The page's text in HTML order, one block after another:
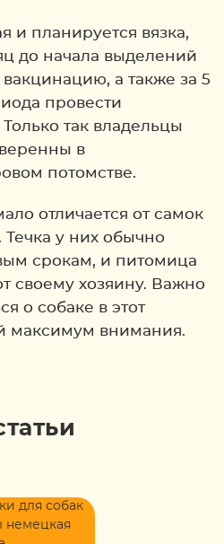
и планируется вязка,
до начала выделений
а также за 5
провести
так владельцы
в
потомстве.
отличается от самок
Течка у них обычно
срокам, и питомица
своему хозяину. Важно
о собаке в этот
максимум внимания.